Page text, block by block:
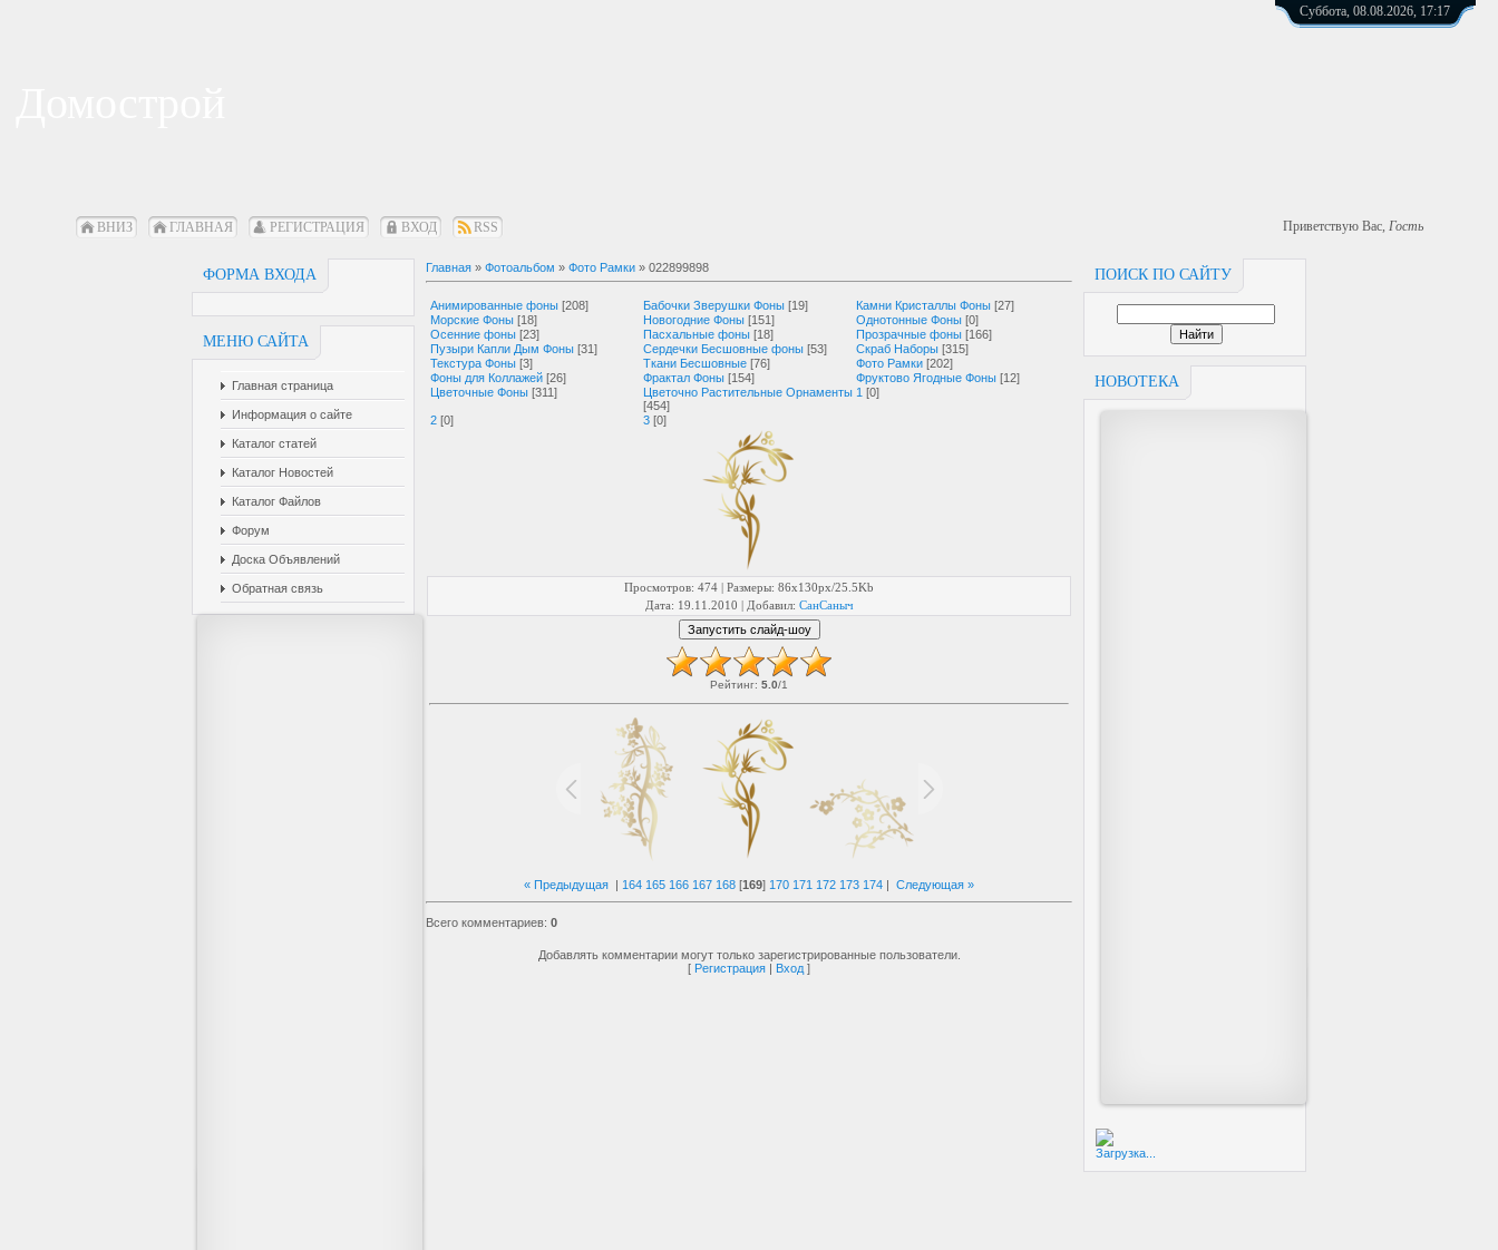
Суббота, 08.08.2026, 17:17
ВНИЗ ГЛАВНАЯ РЕГИСТРАЦИЯ ВХОД RSS Приветствую Вас, Гость
ФОРМА ВХОДА
МЕНЮ САЙТА
Главная страница
Информация о сайте
Каталог статей
Каталог Новостей
Каталог Файлов
Форум
Доска Объявлений
Обратная связь
ПОИСК ПО САЙТУ
НОВОТЕКА
Загрузка...
Главная » Фотоальбом » Фото Рамки » 022899898
Анимированные фоны [208] Бабочки Зверушки Фоны [19] Камни Кристаллы Фоны [27]
Морские Фоны [18] Новогодние Фоны [151] Однотонные Фоны [0]
Осенние фоны [23] Пасхальные фоны [18] Прозрачные фоны [166]
Пузыри Капли Дым Фоны [31] Сердечки Бесшовные фоны [53] Скраб Наборы [315]
Текстура Фоны [3] Ткани Бесшовные [76] Фото Рамки [202]
Фоны для Коллажей [26] Фрактал Фоны [154] Фруктово Ягодные Фоны [12]
Цветочные Фоны [311]
Цветочно Растительные Орнаменты
[454]
1 [0]
2 [0] 3 [0]
Просмотров: 474 | Размеры: 86x130px/25.5Kb
Дата: 19.11.2010 | Добавил: СанСаныч
Рейтинг: 5.0/1
« Предыдущая | 164 165 166 167 168 [169] 170 171 172 173 174 | Следующая »
Всего комментариев: 0
Добавлять комментарии могут только зарегистрированные пользователи.
[ Регистрация | Вход ]